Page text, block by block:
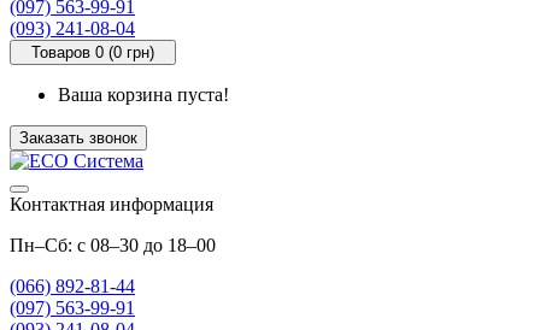
(097) 563-99-91
(093) 241-08-04
Товаров 0 (0 грн)
Ваша корзина пуста!
Заказать звонок
Контактная информация
Пн–Сб: с 08–30 до 18–00
(066) 892-81-44
(097) 563-99-91